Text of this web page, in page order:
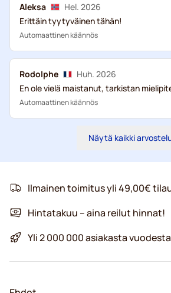
Aleksa
Hel. 2026
Erittäin tyytyväinen tähän!
Automaattinen käännös
Rodolphe
Huh. 2026
En ole vielä maistanut, tarkistan
Automaattinen käännös
Näytä kaikki
Ilmainen toimitus yli 49,00€
Hintatakuu – aina reilut hinnat!
Yli 2 000 000 asiakasta vuodesta